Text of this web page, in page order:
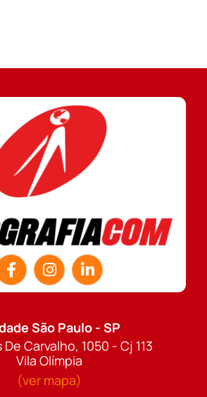
São Paulo - SP
De Carvalho, 1050 - Cj 113
Vila Olímpia
(ver mapa)